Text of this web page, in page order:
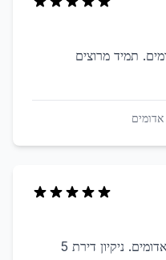
תמיד מרוצים
מרוצים מאוד מהשירות במעלה אדומים. ניקיון דירת 5